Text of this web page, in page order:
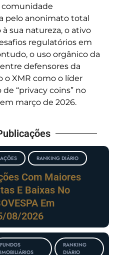
pelo anonimato total
sua natureza, o ativo
regulatórios em
o uso orgânico da
defensores da
o XMR como o líder
“privacy coins” no
março de 2026.
AÇÕES RANKING DIÁRIO
Com Maiores
E Baixas No
Em
08/2026
FUNDOS
IMOBILIÁRIOS
RANKING
DIÁRIO